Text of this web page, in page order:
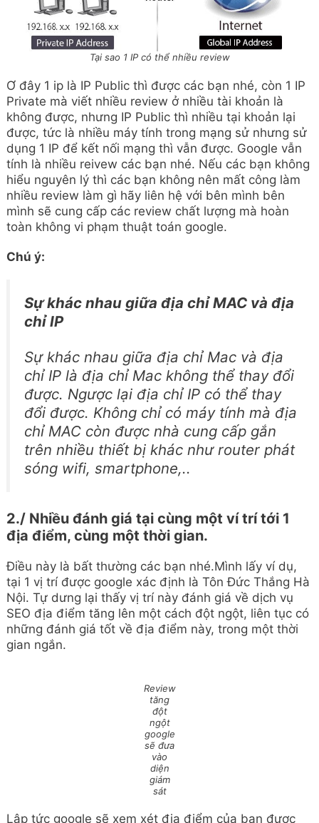
Tại sao 1 IP có thể nhiều review
Ơ đây 1 ip là IP Public thì được các bạn nhé, còn 1 IP
Private mà viết nhiều review ở nhiều tài khoản là
không được, nhưng IP Public thì nhiều tại khoản lại
được, tức là nhiều máy tính trong mạng sử nhưng sử
dụng 1 IP để kết nối mạng thì vẫn được. Google vẫn
tính là nhiều reivew các bạn nhé. Nếu các bạn không
hiểu nguyên lý thì các bạn không nên mất công làm
nhiều review làm gì hãy liên hệ với bên mình bên
mình sẽ cung cấp các review chất lượng mà hoàn
toàn không vi phạm thuật toán google.
Chú ý:
Sự khác nhau giữa địa chỉ MAC và địa
chỉ IP
Sự khác nhau giữa địa chỉ Mac và địa
chỉ IP là địa chỉ Mac không thể thay đổi
được. Ngược lại địa chỉ IP có thể thay
đổi được. Không chỉ có máy tính mà địa
chỉ MAC còn được nhà cung cấp gắn
trên nhiều thiết bị khác như router phát
sóng wifi, smartphone,..
2./ Nhiều đánh giá tại cùng một ví trí tới 1
địa điểm, cùng một thời gian.
Điều này là bất thường các bạn nhé.Mình lấy ví dụ,
tại 1 vị trí được google xác định là Tôn Đức Thắng Hà
Nội. Tự dưng lại thấy vị trí này đánh giá về dịch vụ
SEO địa điểm tăng lên một cách đột ngột, liên tục có
những đánh giá tốt về địa điểm này, trong một thời
gian ngắn.
Review
tăng
đột
ngột
google
sẽ đưa
vào
diện
giám
sát
Lập tức google sẽ xem xét địa điểm của bạn được